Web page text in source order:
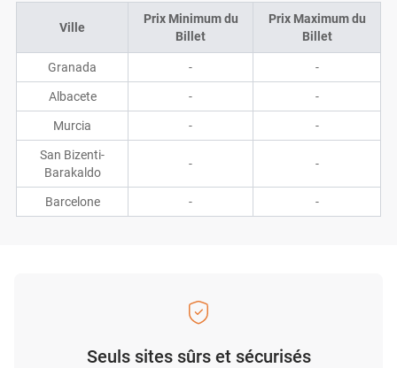
Ville
Prix Minimum du
Billet
Prix Maximum du
Billet
Granada - -
Albacete - -
Murcia - -
San Bizenti-
Barakaldo
- -
Barcelone - -
Seuls sites sûrs et sécurisés